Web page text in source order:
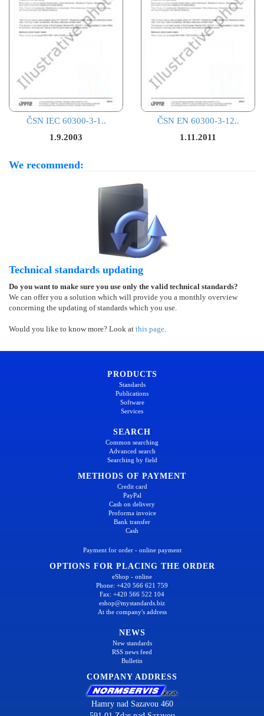
ČSN IEC 60300-3-1..
1.9.2003
ČSN EN 60300-3-12..
1.11.2011
We recommend:
Technical standards updating
Do you want to make sure you use only the valid technical standards?
We can offer you a solution which will provide you a monthly overview
concerning the updating of standards which you use.
Would you like to know more? Look at this page.
PRODUCTS
Standards
Publications
Software
Services
SEARCH
Common searching
Advanced search
Searching by field
METHODS OF PAYMENT
Credit card
PayPal
Cash on delivery
Proforma invoice
Bank transfer
Cash
Payment for order - online payment
OPTIONS FOR PLACING THE ORDER
eShop - online
Phone: +420 566 621 759
Fax: +420 566 522 104
eshop@mystandards.biz
At the company's address
NEWS
New standards
RSS news feed
Bulletin
COMPANY ADDRESS
Hamry nad Sazavou 460